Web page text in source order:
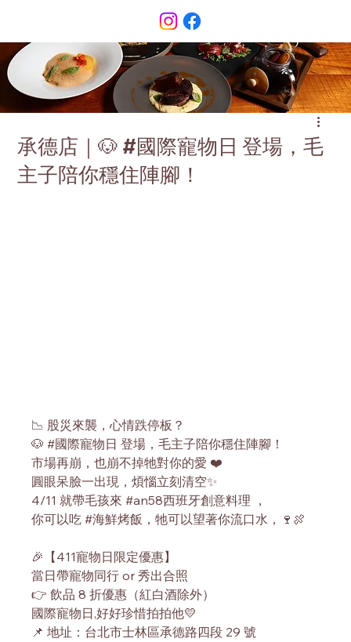
承德店｜🐶 #國際寵物日 登場，毛
主子陪你穩住陣腳！
📉 股災來襲，心情跌停板？
🐶 #國際寵物日 登場，毛主子陪你穩住陣腳！
市場再崩，也崩不掉牠對你的愛 ❤️
圓眼呆臉一出現，煩惱立刻清空✨
4/11 就帶毛孩來 #an58西班牙創意料理 ，
你可以吃 #海鮮烤飯 ，牠可以望著你流口水，🍷🍖
🎉【411寵物日限定優惠】
當日帶寵物同行 or 秀出合照
👉 飲品 8 折優惠（紅白酒除外）
國際寵物日,好好珍惜拍拍他💛
📌 地址：台北市士林區承德路四段 29 號